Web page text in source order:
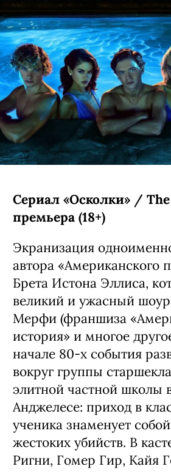
Сериал «Осколки» /
премьера (18+)
Экранизация
автора «Американского
Брета Истона Эллиса,
великий и ужасный
Мерфи (франшиза
история» и многое
начале 80-х события
вокруг группы
элитной частной школы
Анджелесе: приход в
ученика знаменует
жестоких убийств. В
Ригни, Гомер Гир, Кайя